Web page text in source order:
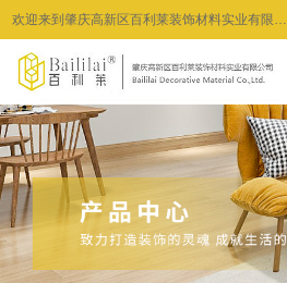
欢迎来到肇庆高新区百利莱装饰材料实业有限公
司 !